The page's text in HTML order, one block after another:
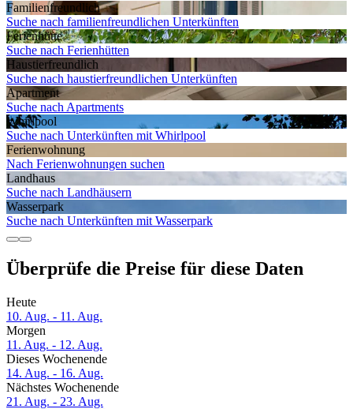
Familien­freundlich
Suche nach familienfreundlichen Unterkünften
Ferienhütte
Suche nach Ferienhütten
Haustier­freundlich
Suche nach haustierfreundlichen Unterkünften
Apartment
Suche nach Apartments
Whirlpool
Suche nach Unterkünften mit Whirlpool
Ferien­wohnung
Nach Ferienwohnungen suchen
Landhaus
Suche nach Landhäusern
Wasserpark
Suche nach Unterkünften mit Wasserpark
Überprüfe die Preise für diese Daten
Heute
10. Aug. - 11. Aug.
Morgen
11. Aug. - 12. Aug.
Dieses Wochenende
14. Aug. - 16. Aug.
Nächstes Wochenende
21. Aug. - 23. Aug.